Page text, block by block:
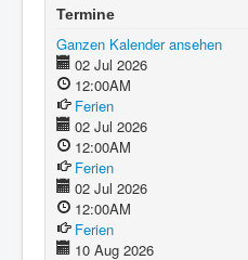
Termine
Ganzen Kalender ansehen
02 Jul 2026
12:00AM
Ferien
02 Jul 2026
12:00AM
Ferien
02 Jul 2026
12:00AM
Ferien
10 Aug 2026